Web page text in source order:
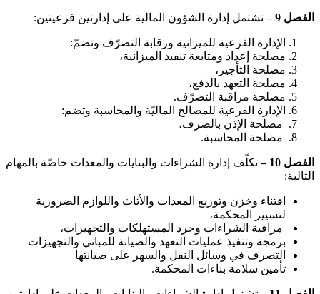
الفصل 9 – تشتمل إدارة الشؤون المالية على إدارتين فرعيتين:
الإدارة الفرعية للميزانية ورقابة التصرّف وتضمّ:
مصلحة إعداد ومتابعة تنفيذ الميزانية،
مصلحة التأجير،
مصلحة التعهد بالدفع،
مصلحة مراقبة التصرّف.
الإدارة الفرعية للمصالح الماليّة والمحاسبة وتضم:
مصلحة الإذن بالصرف،
مصلحة المحاسبة.
الفصل 10 –
تكلّف إدارة الشراءات والبنايات والمعدات خاصّة بالمهام
التالية:
اقتناء وخزن وتوزيع المعدات والأثاث واللوازم الضرورية
لتسيير المحكمة،
مراقبة الشراءات وجرد المستهلكات والتجهيزات،
برمجة وتنفيذ عمليات التعهد والصيانة للمباني والتجهيزات
التصرف في وسائل النقل والسهر على صيانتها
تأمين سلامة بناءات المحكمة.